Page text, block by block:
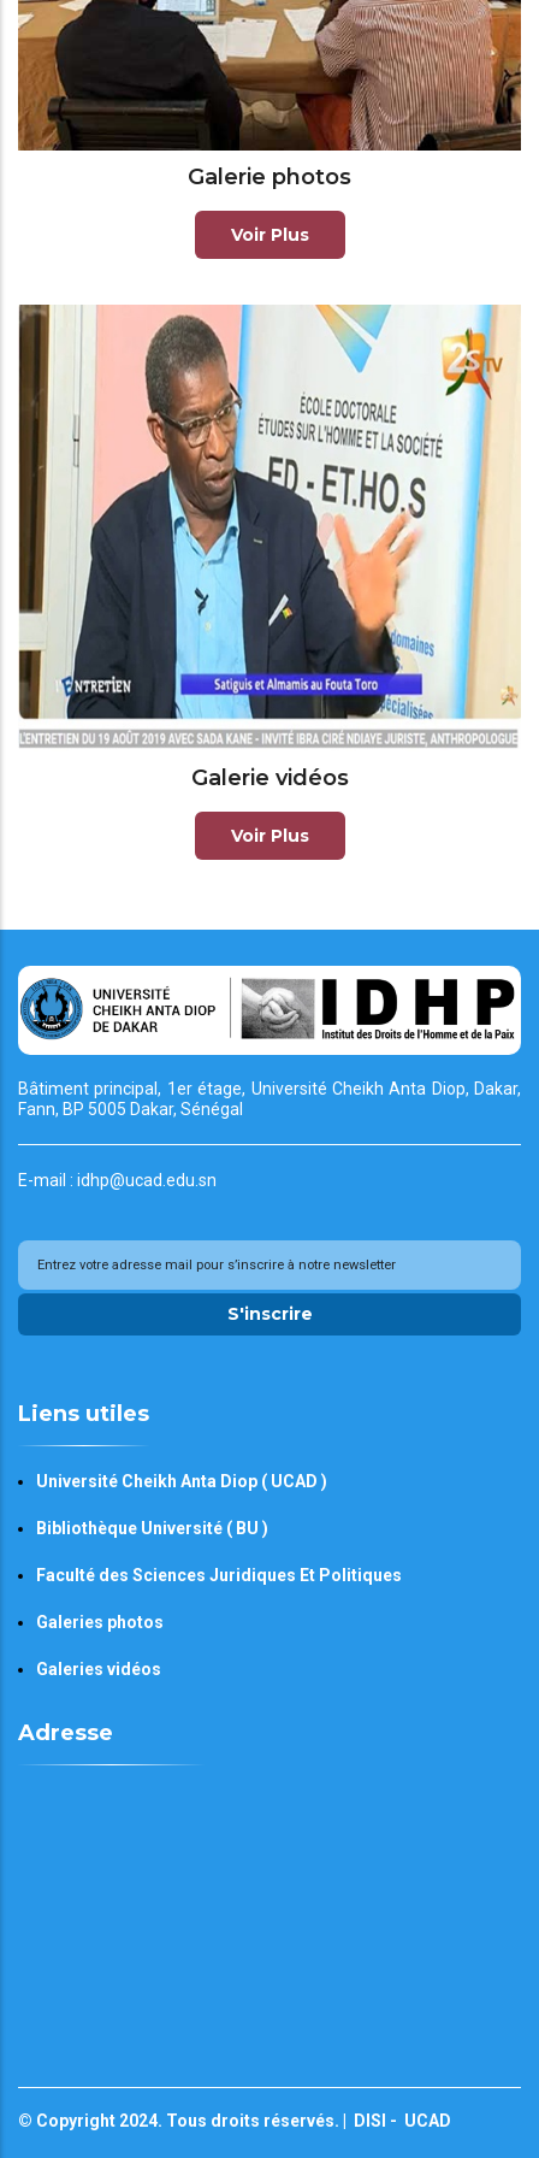
Galerie photos
Voir Plus
Galerie vidéos
Voir Plus
Bâtiment principal, 1er étage, Université CheikhAnta Diop, Dakar,
Fann, BP 5005 Dakar, Sénégal
E-mail : idhp@ucad.edu.sn
S'inscrire
Liens utiles
Université Cheikh Anta Diop ( UCAD )
Bibliothèque Université ( BU )
Faculté des Sciences Juridiques Et Politiques
Galeries photos
Galeries vidéos
Adresse
© Copyright 2024. Tous droits réservés. | DISI - UCAD